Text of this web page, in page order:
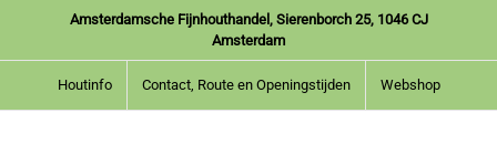
inhoud
Amsterdamsche Fijnhouthandel, Sierenborch 25, 1046 CJ
Amsterdam
Houtinfo Contact, Route en Openingstijden Webshop